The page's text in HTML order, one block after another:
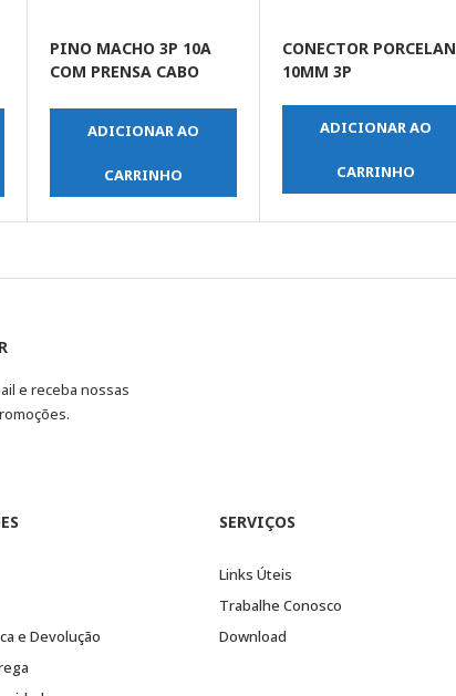
PINO MACHO 3P 10A
COM PRENSA CABO
ADICIONAR AO
CARRINHO
CONECTOR
10MM 3P
ADICIONAR AO
CARRINHO
e receba nossas
e Devolução
SERVIÇOS
Links Úteis
Trabalhe Conosco
Download